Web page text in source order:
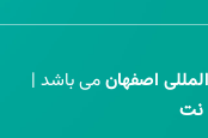
اصفهانمی باشد |
نت